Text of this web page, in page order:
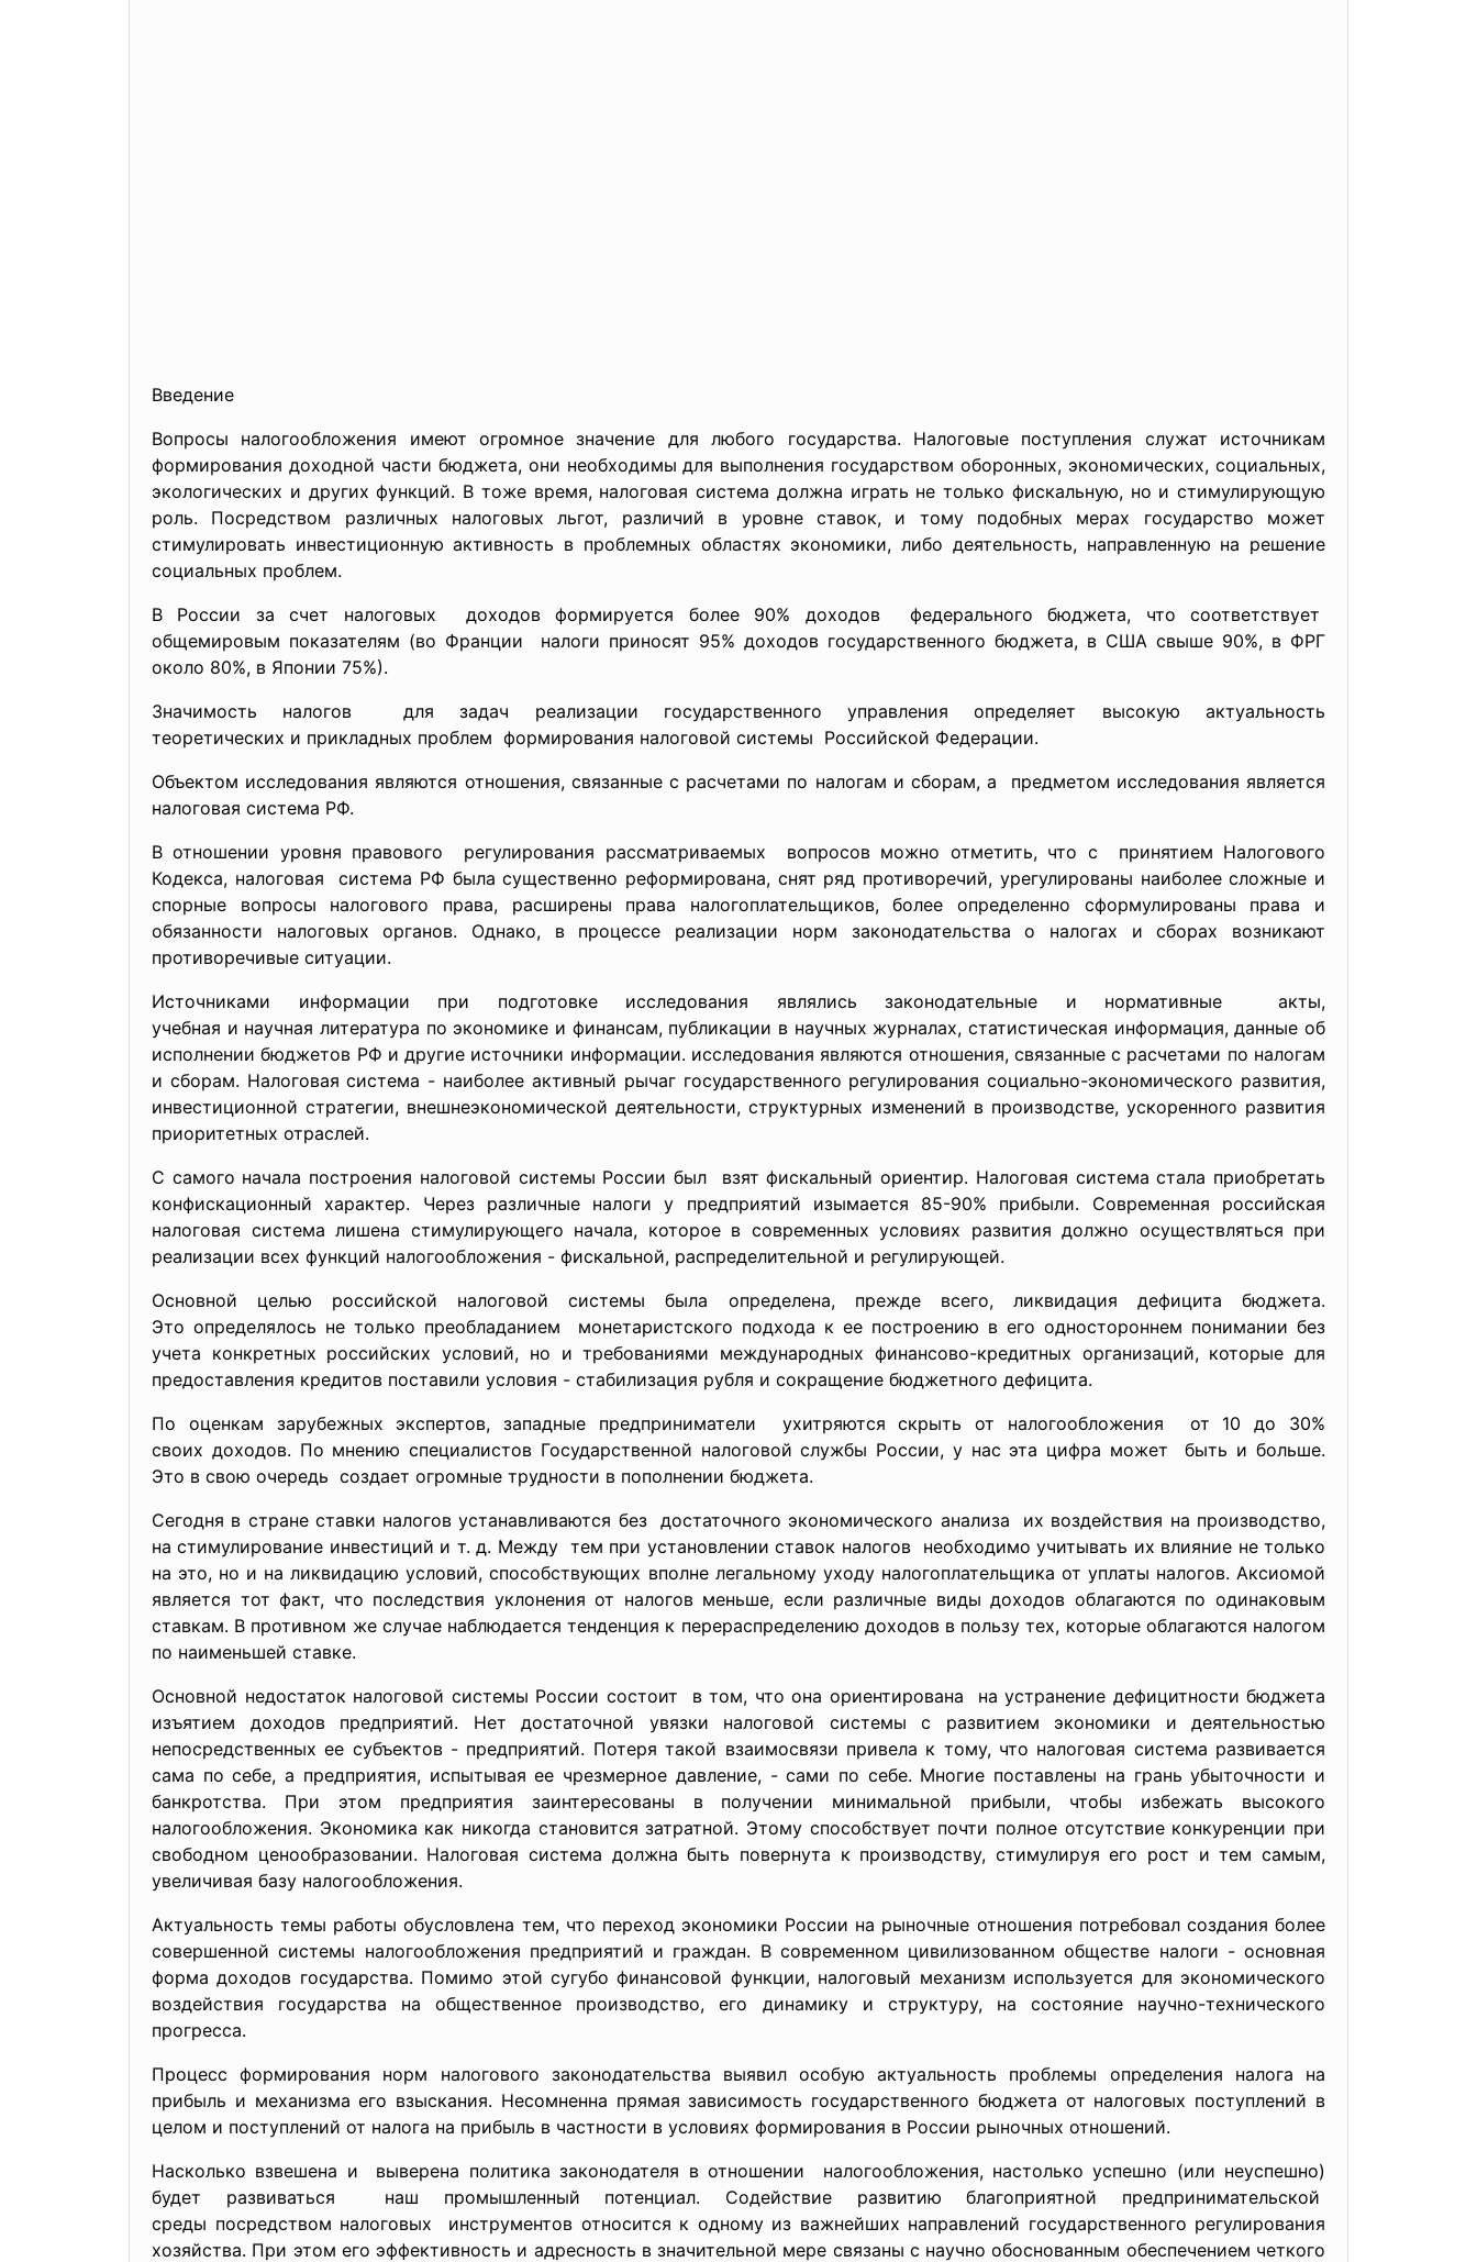
Введение
Вопросы налогообложения имеют огромное значение для любого государства. Налоговые поступления служат источникам
формирования доходной части бюджета, они необходимы для выполнения государством оборонных, экономических, социальных,
экологических и других функций. В тоже время, налоговая система должна играть не только фискальную, но и стимулирующую
роль. Посредством различных налоговых льгот, различий в уровне ставок, и тому подобных мерах государство может
стимулировать инвестиционную активность в проблемных областях экономики, либо деятельность, направленную на решение
социальных проблем.
В России за счет налоговых доходов формируется более 90% доходов федерального бюджета, что соответствует
общемировым показателям (во Франции налоги приносят 95% доходов государственного бюджета, в США свыше 90%, в ФРГ
около 80%, в Японии 75%).
Значимость налогов для задач реализации государственного управления определяет высокую актуальность
теоретических и прикладных проблем формирования налоговой системы Российской Федерации.
Объектом исследования являются отношения, связанные с расчетами по налогам и сборам, а предметом исследования является
налоговая система РФ.
В отношении уровня правового регулирования рассматриваемых вопросов можно отметить, что с принятием Налогового
Кодекса, налоговая система РФ была существенно реформирована, снят ряд противоречий, урегулированы наиболее сложные и
спорные вопросы налогового права, расширены права налогоплательщиков, более определенно сформулированы права и
обязанности налоговых органов. Однако, в процессе реализации норм законодательства о налогах и сборах возникают
противоречивые ситуации.
Источниками информации при подготовке исследования являлись законодательные и нормативные акты,
учебная и научная литература по экономике и финансам, публикации в научных журналах, статистическая информация, данные об
исполнении бюджетов РФ и другие источники информации. исследования являются отношения, связанные с расчетами по налогам
и сборам. Налоговая система - наиболее активный рычаг государственного регулирования социально-экономического развития,
инвестиционной стратегии, внешнеэкономической деятельности, структурных изменений в производстве, ускоренного развития
приоритетных отраслей.
С самого начала построения налоговой системы России был взят фискальный ориентир. Налоговая система стала приобретать
конфискационный характер. Через различные налоги у предприятий изымается 85-90% прибыли. Современная российская
налоговая система лишена стимулирующего начала, которое в современных условиях развития должно осуществляться при
реализации всех функций налогообложения - фискальной, распределительной и регулирующей.
Основной целью российской налоговой системы была определена, прежде всего, ликвидация дефицита бюджета.
Это определялось не только преобладанием монетаристского подхода к ее построению в его одностороннем понимании без
учета конкретных российских условий, но и требованиями международных финансово-кредитных организаций, которые для
предоставления кредитов поставили условия - стабилизация рубля и сокращение бюджетного дефицита.
По оценкам зарубежных экспертов, западные предприниматели ухитряются скрыть от налогообложения от 10 до 30%
своих доходов. По мнению специалистов Государственной налоговойслужбы России, у нас эта цифра может быть и больше.
Это в свою очередь создает огромные трудности в пополнении бюджета.
Сегодня в стране ставки налогов устанавливаются без достаточного экономического анализа их воздействия на производство,
на стимулирование инвестиций и т. д. Между тем при установлении ставок налогов необходимо учитывать их влияние не только
на это, но и на ликвидацию условий, способствующих вполне легальному уходу налогоплательщика от уплаты налогов. Аксиомой
является тот факт, что последствия уклонения от налогов меньше, если различные виды доходов облагаются по одинаковым
ставкам. В противном же случае наблюдается тенденция к перераспределению доходов в пользу тех, которые облагаются налогом
по наименьшей ставке.
Основной недостаток налоговой системы России состоит в том, что она ориентирована на устранение дефицитности бюджета
изъятием доходов предприятий. Нет достаточной увязки налоговой системы с развитием экономики и деятельностью
непосредственных ее субъектов - предприятий. Потеря такой взаимосвязи привела к тому, что налоговая система развивается
сама по себе, а предприятия, испытывая ее чрезмерное давление, - сами по себе. Многие поставлены на грань убыточности и
банкротства. При этом предприятия заинтересованы в получении минимальной прибыли, чтобы избежать высокого
налогообложения. Экономика как никогда становится затратной. Этому способствует почти полное отсутствие конкуренции при
свободном ценообразовании. Налоговая система должна быть повернута к производству, стимулируя его рост и тем самым,
увеличивая базу налогообложения.
Актуальность темы работы обусловлена тем, что переход экономики России на рыночные отношения потребовал создания более
совершенной системы налогообложения предприятий и граждан. В современном цивилизованном обществе налоги - основная
форма доходов государства. Помимо этой сугубо финансовой функции, налоговый механизм используется для экономического
воздействия государства на общественное производство, его динамику и структуру, на состояние научно-технического
прогресса.
Процесс формирования норм налогового законодательства выявил особую актуальность проблемы определения налога на
прибыль и механизма его взыскания. Несомненна прямая зависимость государственного бюджета от налоговых поступлений в
целом и поступлений от налога на прибыль в частности в условиях формирования в России рыночных отношений.
Насколько взвешена и выверена политика законодателя в отношении налогообложения, настолько успешно (или неуспешно)
будет развиваться наш промышленный потенциал. Содействие развитию благоприятной предпринимательской
среды посредством налоговых инструментов относится к одному из важнейших направлений государственного регулирования
хозяйства. При этом его эффективность и адресность в значительной мере связаны с научно обоснованным обеспечением четкого